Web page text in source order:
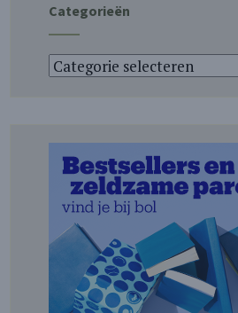
Categorieën
Categorieën